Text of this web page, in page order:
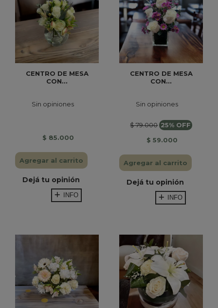
CENTRO DE MESA
CON...
Sin opiniones
$ 85.000
Agregar al carrito
Dejá tu opinión
INFO
CENTRO DE MESA
CON...
Sin opiniones
$ 79.000 25% OFF
$ 59.000
Agregar al carrito
Dejá tu opinión
INFO